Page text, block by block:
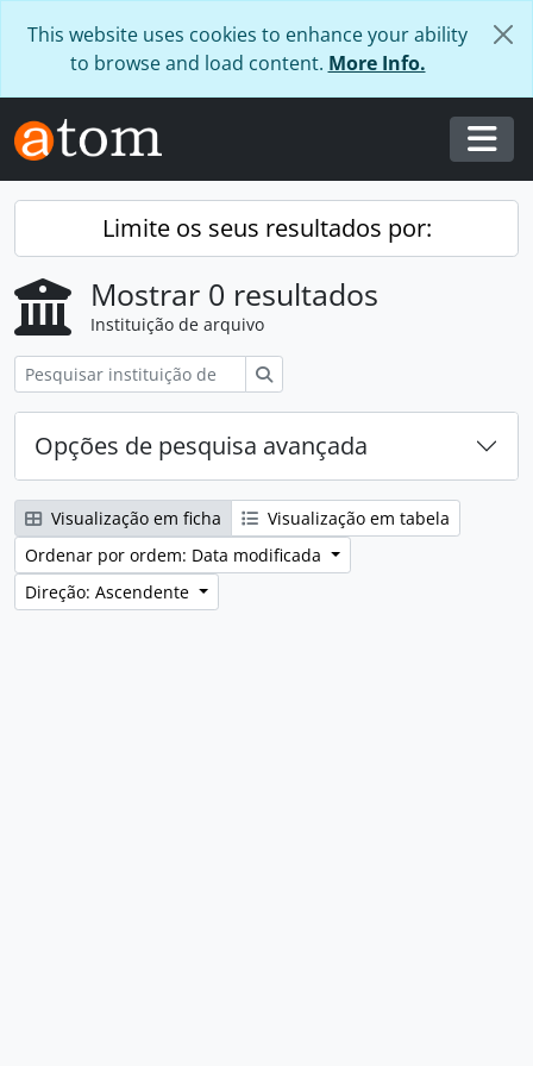
This website uses cookies to enhance your ability
to browse and load content. More Info.
Limite os seus resultados por:
Mostrar 0 resultados
Instituição de arquivo
Opções de pesquisa avançada
Visualização em ficha
Visualização em tabela
Ordenar por ordem: Data modificada
Direção: Ascendente